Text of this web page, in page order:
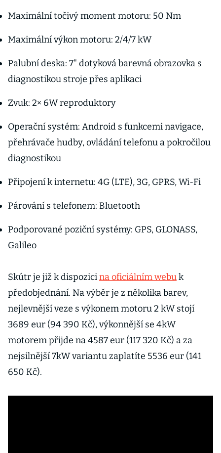
Maximální točivý moment motoru: 50 Nm
Maximální výkon motoru: 2/4/7 kW
Palubní deska: 7" dotyková barevná obrazovka s
diagnostikou stroje přes aplikaci
Zvuk: 2× 6W reproduktory
Operační systém: Android s funkcemi navigace,
přehrávače hudby, ovládání telefonu a pokročilou
diagnostikou
Připojení k internetu: 4G (LTE), 3G, GPRS, Wi-Fi
Párování s telefonem: Bluetooth
Podporované poziční systémy: GPS, GLONASS,
Galileo
Skútr je již k dispozicina oficiálním webuk
předobjednání. Na výběr je z několika barev,
nejlevnější veze s výkonem motoru 2 kW stojí
3689 eur (94 390 Kč), výkonnější se 4kW
motorem přijde na 4587 eur (117 320 Kč) a za
nejsilnější 7kW variantu zaplatíte 5536 eur (141
650 Kč).